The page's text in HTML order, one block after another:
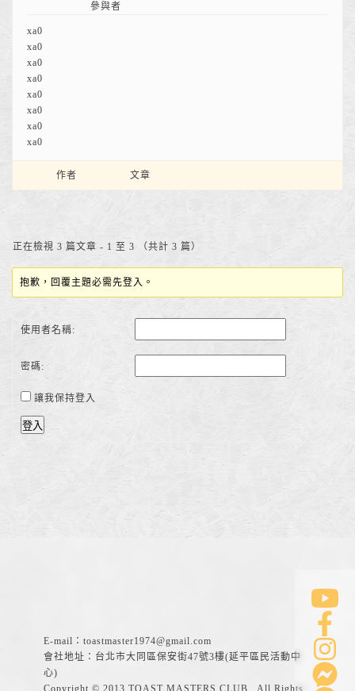
參與者
xa0
xa0
xa0
xa0
xa0
xa0
xa0
xa0
作者 文章
正在檢視 3 篇文章 - 1 至 3 （共計 3 篇）
抱歉，回覆主題必需先登入。
使用者名稱:
密碼:
讓我保持登入
登入
E-mail： toastmaster1974@gmail.com
會社地址：台北市大同區保安街47號3樓(延平區民活動中
心)
Copyright © 2013 TOAST MASTERS CLUB . All Rights